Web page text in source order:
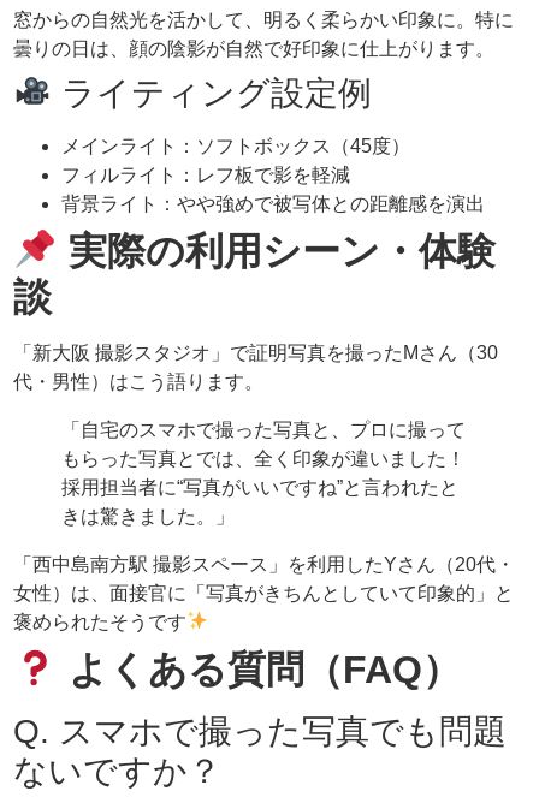
窓からの自然光を活かして、明るく柔らかい印象に。特に
曇りの日は、顔の陰影が自然で好印象に仕上がります。
ライティング設定例
メインライト：ソフトボックス（45度）
フィルライト：レフ板で影を軽減
背景ライト：やや強めで被写体との距離感を演出
実際の利用シーン・体験
談
「新大阪 撮影スタジオ」で証明写真を撮ったMさん（30
代・男性）はこう語ります。
「自宅のスマホで撮った写真と、プロに撮って
もらった写真とでは、全く印象が違いました！
採用担当者に“写真がいいですね”と言われたと
きは驚きました。」
「西中島南方駅 撮影スペース」を利用したYさん（20代・
女性）は、面接官に「写真がきちんとしていて印象的」と
褒められたそうです
よくある質問（FAQ）
Q. スマホで撮った写真でも問題
ないですか？